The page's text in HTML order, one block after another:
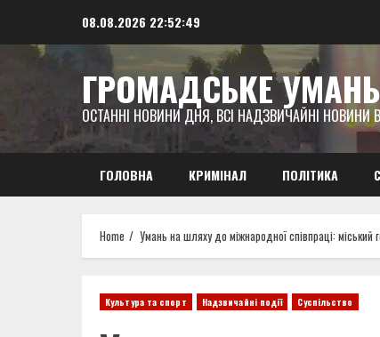
content
08.08.2026 22:52:50
ГРОМАДСЬКЕ УМАНЬ
ОСТАННІ НОВИНИ ДНЯ, ВСІ НАДЗВИЧАЙНІ НОВИНИ
ГОЛОВНА КРИМІНАЛ ПОЛІТИКА
Home Умань на шляху до міжнародної співпраці:
Культура та спорт Надзвичайні події Суспільство